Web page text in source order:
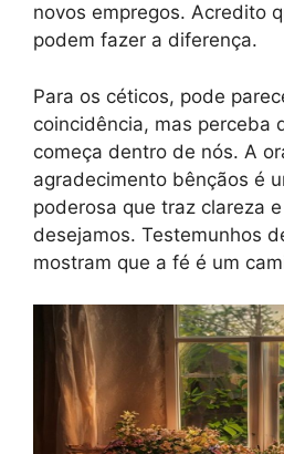
novos empregos. Acredito
podem fazer a diferença.
Para os céticos, pode
coincidência, mas perceba
começa dentro de nós. A
agradecimento bênçãos é
poderosa que traz clareza
desejamos. Testemunhos
mostram que a fé é um